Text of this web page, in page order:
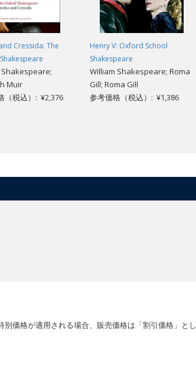
Cressida: The
Muir
（税込）: ¥2,376
Henry V: Oxford School
Shakespeare
William Shakespeare; Roma
Gill; Roma Gill
参考価格（税込）: ¥1,386
価格が適用される場合、販売価格は「割引価格」とし